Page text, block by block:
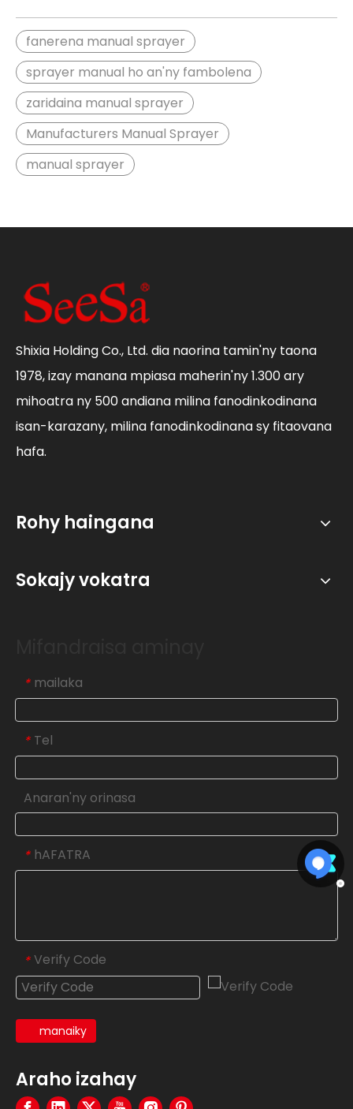
fanerena manual sprayer
sprayer manual ho an'ny fambolena
zaridaina manual sprayer
Manufacturers Manual Sprayer
manual sprayer
Shixia Holding Co., Ltd. dia naorina tamin'ny taona
1978, izay manana mpiasa maherin'ny 1.300 ary
mihoatra ny 500 andiana milina fanodinkodinana
isan-karazany, milina fanodinkodinana sy fitaovana
hafa.
Rohy haingana
Sokajy vokatra
* mailaka
* Tel
Anaran'ny orinasa
* hAFATRA
* Verify Code
manaiky
Araho izahay